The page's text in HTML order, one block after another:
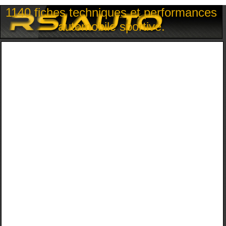
1140 fiches techniques et performances
automobile sportive.